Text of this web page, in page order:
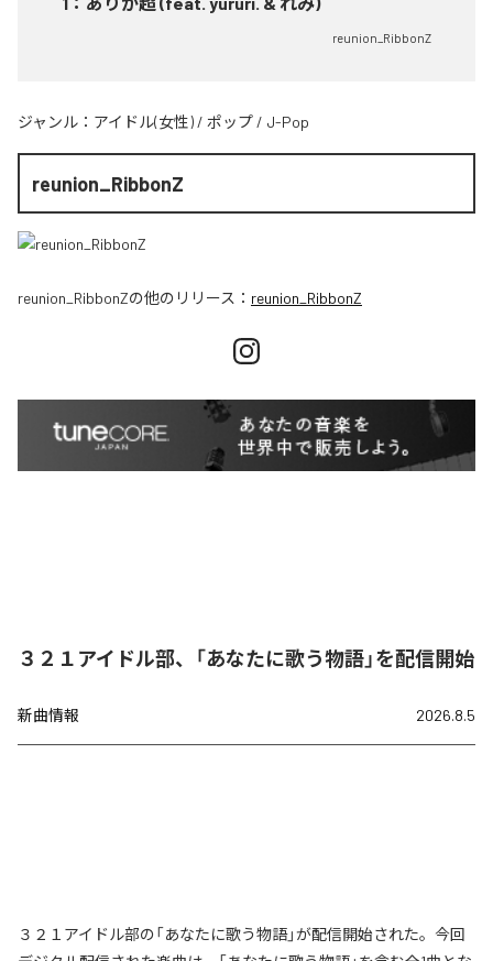
reunion_RibbonZ
ジャンル： アイドル(女性) / ポップ / J-Pop
reunion_RibbonZ
reunion_RibbonZの他のリリース： reunion_RibbonZ
３２１アイドル部、「あなたに歌う物語」を配信開始
新曲情報 2026.8.5
３２１アイドル部の「あなたに歌う物語」が配信開始された。今回